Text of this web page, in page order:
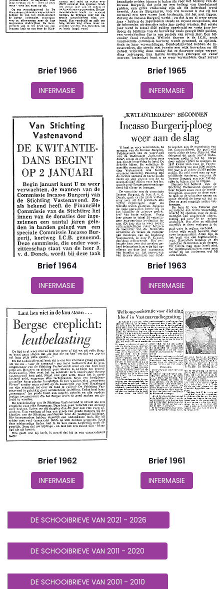
Brief 1966
INFERMASIE
Brief 1965
INFERMASIE
Brief 1964
INFERMASIE
Brief 1963
INFERMASIE
Brief 1962
INFERMASIE
Brief 1961
INFERMASIE
DE SCHOOIBRIEVE VAN 2021 - 2026
DE SCHOOIBRIEVE VAN 2011 - 2020
DE SCHOOIBRIEVE VAN 2001 - 2010